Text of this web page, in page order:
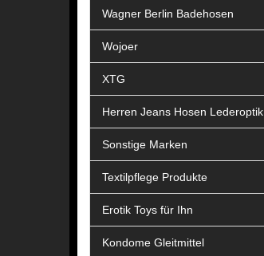
Wagner Berlin Badehosen
Wojoer
XTG
Herren Jeans Hosen Lederoptik
Sonstige Marken
Textilpflege Produkte
Erotik Toys für Ihn
Kondome Gleitmittel